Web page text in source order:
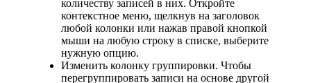
количеству записей в них. Откройте
контекстное меню, щелкнув на заголовок
любой колонки или нажав правой кнопкой
мыши на любую строку в списке, выберите
нужную опцию.
Изменить колонку группировки. Чтобы
перегруппировать записи на основе другой